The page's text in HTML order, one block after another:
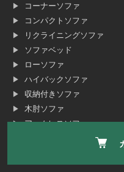
コーナーソファ
コンパクトソファ
リクライニングソファ
ソファベッド
ローソファ
ハイバックソファ
収納付きソファ
木肘ソファ
アームレスソファ
スツール・オットマン